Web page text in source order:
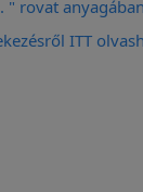
" rovat
ITT